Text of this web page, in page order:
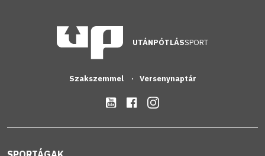
UTÁNPÓTLÁSSPORT
Szakszemmel Versenynaptár